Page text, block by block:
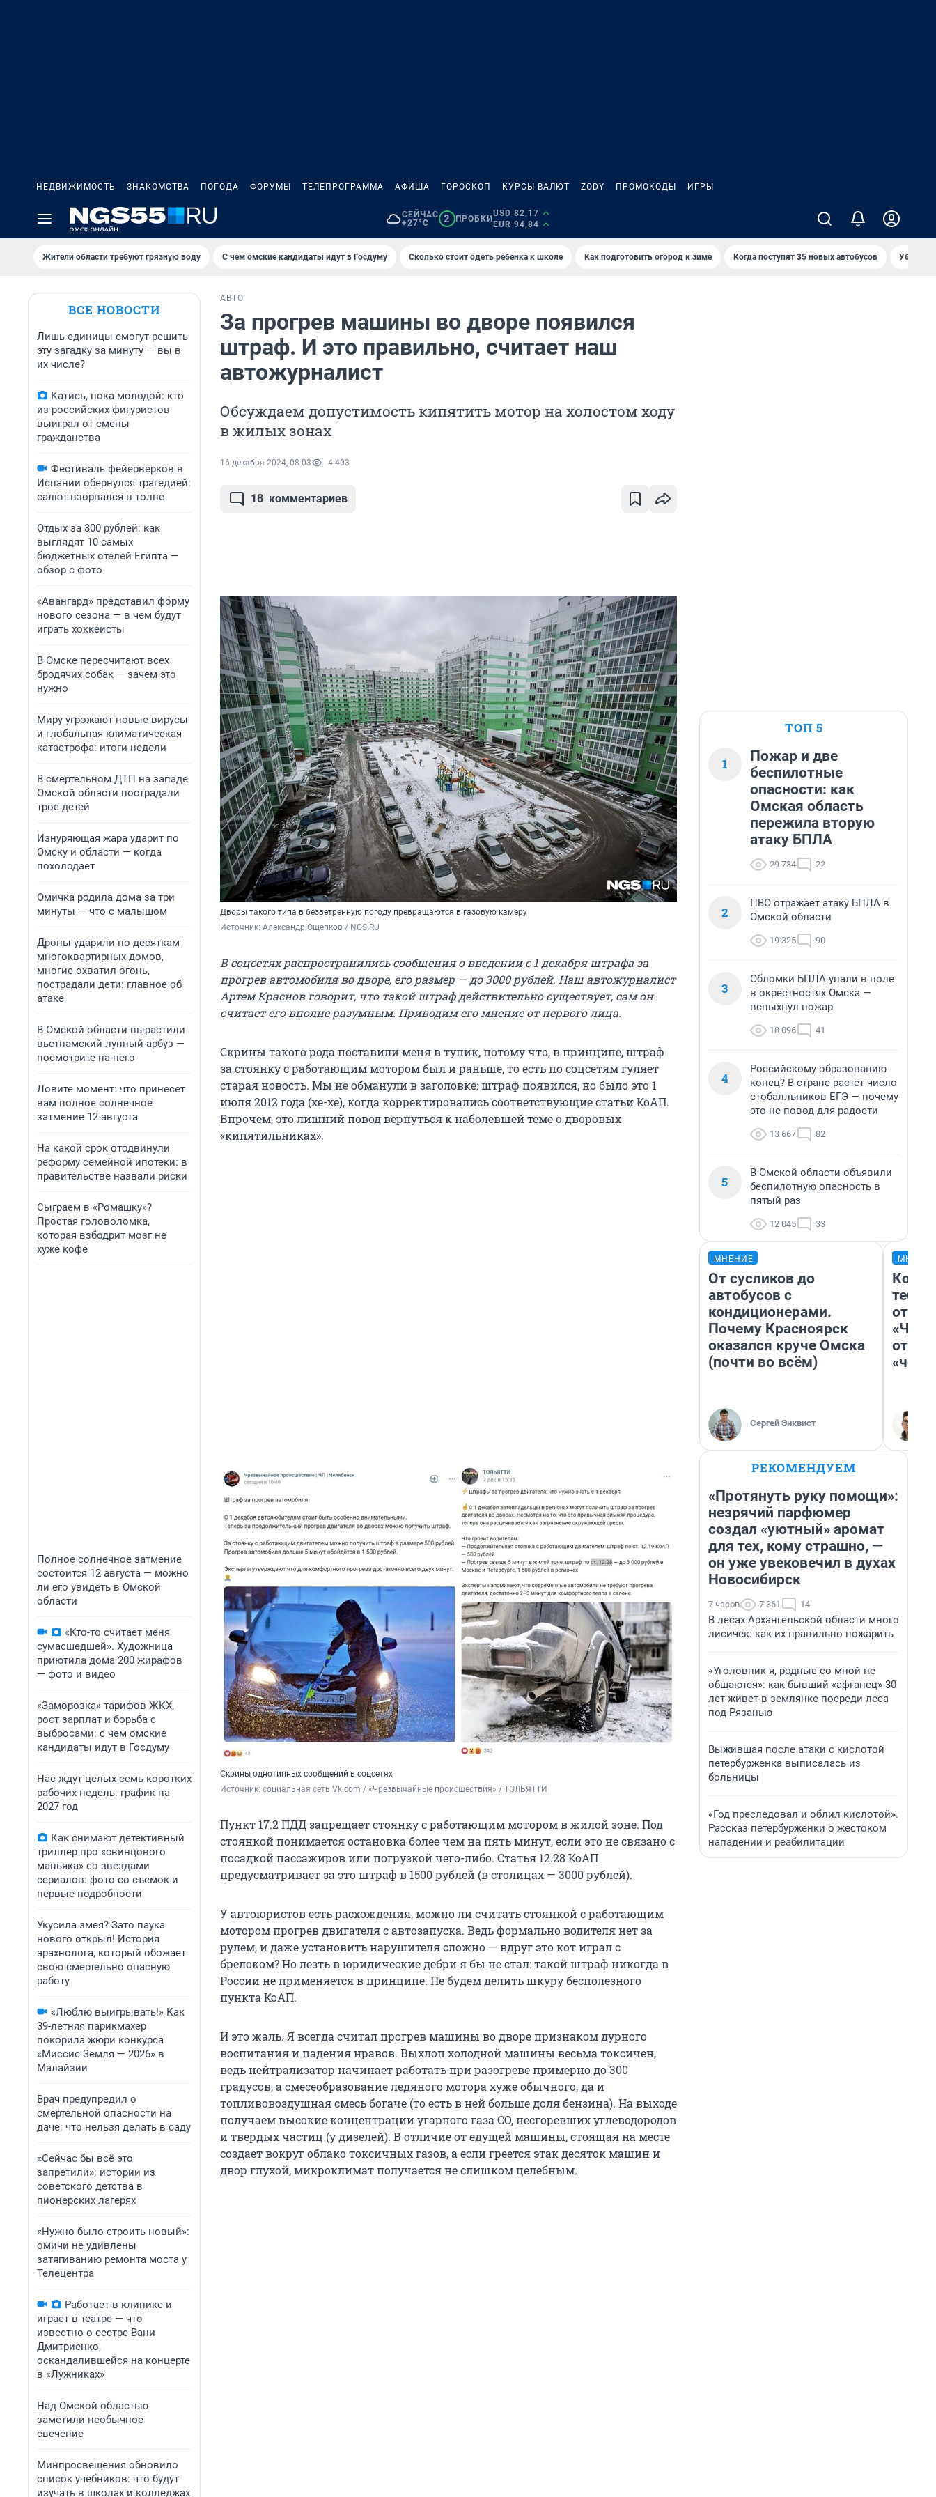
НЕДВИЖИМОСТЬ ЗНАКОМСТВА ПОГОДА ФОРУМЫ ТЕЛЕПРОГРАММА АФИША ГОРОСКОП КУРСЫ ВАЛЮТ ZODY ПРОМОКОДЫ ИГРЫ
СЕЙЧАС
+27°C
2 ПРОБКИ
USD 82,17
EUR 94,84
Жители области требуют грязную воду С чем омские кандидаты идут в Госдуму Сколько стоит одеть ребенка к школе Как подготовить огород к зиме Когда поступят 35 новых автобусов Убийца
ВСЕ НОВОСТИ
Лишь единицы смогут решить
эту загадку за минуту — вы в
их числе?
Катись, пока молодой: кто
из российских фигуристов
выиграл от смены
гражданства
Фестиваль фейерверков в
Испании обернулся трагедией:
салют взорвался в толпе
Отдых за 300 рублей: как
выглядят 10 самых
бюджетных отелей Египта —
обзор с фото
«Авангард» представил форму
нового сезона — в чем будут
играть хоккеисты
В Омске пересчитают всех
бродячих собак — зачем это
нужно
Миру угрожают новые вирусы
и глобальная климатическая
катастрофа: итоги недели
В смертельном ДТП на западе
Омской области пострадали
трое детей
Изнуряющая жара ударит по
Омску и области — когда
похолодает
Омичка родила дома за три
минуты — что с малышом
Дроны ударили по десяткам
многоквартирных домов,
многие охватил огонь,
пострадали дети: главное об
атаке
В Омской области вырастили
вьетнамский лунный арбуз —
посмотрите на него
Ловите момент: что принесет
вам полное солнечное
затмение 12 августа
На какой срок отодвинули
реформу семейной ипотеки: в
правительстве назвали риски
Сыграем в «Ромашку»?
Простая головоломка,
которая взбодрит мозг не
хуже кофе
Полное солнечное затмение
состоится 12 августа — можно
ли его увидеть в Омской
области
«Кто-то считает меня
сумасшедшей». Художница
приютила дома 200 жирафов
— фото и видео
«Заморозка» тарифов ЖКХ,
рост зарплат и борьба с
выбросами: с чем омские
кандидаты идут в Госдуму
Нас ждут целых семь коротких
рабочих недель: график на
2027 год
Как снимают детективный
триллер про «свинцового
маньяка» со звездами
сериалов: фото со съемок и
первые подробности
Укусила змея? Зато паука
нового открыл! История
арахнолога, который обожает
свою смертельно опасную
работу
«Люблю выигрывать!» Как
39-летняя парикмахер
покорила жюри конкурса
«Миссис Земля — 2026» в
Малайзии
Врач предупредил о
смертельной опасности на
даче: что нельзя делать в саду
«Сейчас бы всё это
запретили»: истории из
советского детства в
пионерских лагерях
«Нужно было строить новый»:
омичи не удивлены
затягиванию ремонта моста у
Телецентра
Работает в клинике и
играет в театре — что
известно о сестре Вани
Дмитриенко,
оскандалившейся на концерте
в «Лужниках»
Над Омской областью
заметили необычное
свечение
Минпросвещения обновило
список учебников: что будут
изучать в школах и колледжах
АВТО
За прогрев машины во дворе появился
штраф. И это правильно, считает наш
автожурналист
Обсуждаем допустимость кипятить мотор на холостом ходу
в жилых зонах
16 декабря 2024, 08:03 4 403
18 комментариев
Дворы такого типа в безветренную погоду превращаются в газовую камеру
Источник: Александр Ощепков / NGS.RU
В соцсетях распространились сообщения о введении с 1 декабря штрафа за
прогрев автомобиля во дворе, его размер — до 3000 рублей. Наш автожурналист
Артем Краснов говорит, что такой штраф действительно существует, сам он
считает его вполне разумным. Приводим его мнение от первого лица.
Скрины такого рода поставили меня в тупик, потому что, в принципе, штраф
за стоянку с работающим мотором был и раньше, то есть по соцсетям гуляет
старая новость. Мы не обманули в заголовке: штраф появился, но было это 1
июля 2012 года (хе-хе), когда корректировались соответствующие статьи КоАП.
Впрочем, это лишний повод вернуться к наболевшей теме о дворовых
«кипятильниках».
Скрины однотипных сообщений в соцсетях
Источник: социальная сеть Vk.com / «Чрезвычайные происшествия» / ТОЛЬЯТТИ
Пункт 17.2 ПДД запрещает стоянку с работающим мотором в жилой зоне. Под
стоянкой понимается остановка более чем на пять минут, если это не связано с
посадкой пассажиров или погрузкой чего-либо. Статья 12.28 КоАП
предусматривает за это штраф в 1500 рублей (в столицах — 3000 рублей).
У автоюристов есть расхождения, можно ли считать стоянкой с работающим
мотором прогрев двигателя с автозапуска. Ведь формально водителя нет за
рулем, и даже установить нарушителя сложно — вдруг это кот играл с
брелоком? Но лезть в юридические дебри я бы не стал: такой штраф никогда в
России не применяется в принципе. Не будем делить шкуру бесполезного
пункта КоАП.
И это жаль. Я всегда считал прогрев машины во дворе признаком дурного
воспитания и падения нравов. Выхлоп холодной машины весьма токсичен,
ведь нейтрализатор начинает работать при разогреве примерно до 300
градусов, а смесеобразование ледяного мотора хуже обычного, да и
топливовоздушная смесь богаче (то есть в ней больше доля бензина). На выходе
получаем высокие концентрации угарного газа СО, несгоревших углеводородов
и твердых частиц (у дизелей). В отличие от едущей машины, стоящая на месте
создает вокруг облако токсичных газов, а если греется этак десяток машин и
двор глухой, микроклимат получается не слишком целебным.
ТОП 5
1
Пожар и две
беспилотные
опасности: как
Омская область
пережила вторую
атаку БПЛА
29 734 22
2
ПВО отражает атаку БПЛА в
Омской области
19 325 90
3
Обломки БПЛА упали в поле
в окрестностях Омска —
вспыхнул пожар
18 096 41
4
Российскому образованию
конец? В стране растет число
стобалльников ЕГЭ — почему
это не повод для радости
13 667 82
5
В Омской области объявили
беспилотную опасность в
пятый раз
12 045 33
МНЕНИЕ
От сусликов до
автобусов с
кондиционерами.
Почему Красноярск
оказался круче Омска
(почти во всём)
Сергей Энквист
тебя
РЕКОМЕНДУЕМ
«Протянуть руку помощи»:
незрячий парфюмер
создал «уютный» аромат
для тех, кому страшно, —
он уже увековечил в духах
Новосибирск
7 часов 7 361 14
В лесах Архангельской области много
лисичек: как их правильно пожарить
«Уголовник я, родные со мной не
общаются»: как бывший «афганец» 30
лет живет в землянке посреди леса
под Рязанью
Выжившая после атаки с кислотой
петербурженка выписалась из
больницы
«Год преследовал и облил кислотой».
Рассказ петербурженки о жестоком
нападении и реабилитации